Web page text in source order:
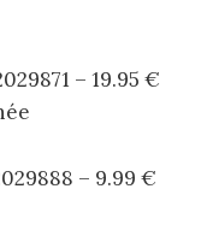
– 19.95 €
– 9.99 €